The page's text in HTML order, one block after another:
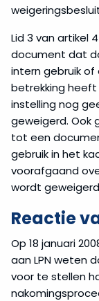
Lid 3 van artikel
document dat
intern gebruik
betrekking
instelling nog
geweigerd. Ook
tot een
gebruik in het
voorafgaand
wordt
Reactie
Op 18 januari
aan LPN weten
voor te stellen